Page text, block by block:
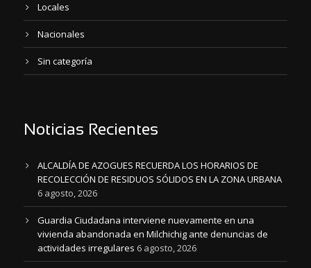
Locales
Nacionales
Sin categoría
Noticias Recientes
ALCALDÍA DE AZOGUES RECUERDA LOS HORARIOS DE
RECOLECCIÓN DE RESIDUOS SÓLIDOS EN LA ZONA URBANA
6 agosto, 2026
Guardia Ciudadana interviene nuevamente en una
vivienda abandonada en Milchichig ante denuncias de
actividades irregulares 6 agosto, 2026